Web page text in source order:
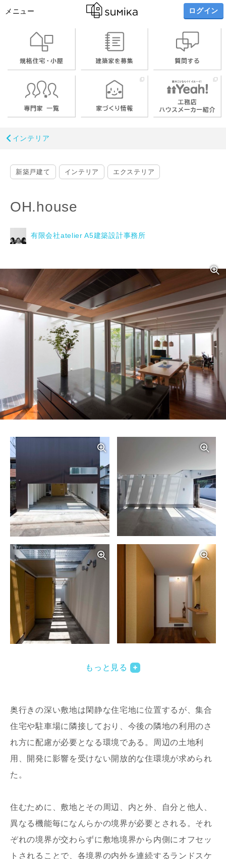
メニュー ログイン
インテリア
新築戸建て インテリア エクステリア
OH.house
有限会社atelier A5建築設計事務所
写真を拡大する
写真を拡大する
写真を拡大する
もっと見る
奥行きの深い敷地は閑静な住宅地に位置するが、集合
住宅や駐車場に隣接しており、今後の隣地の利用のさ
れ方に配慮が必要となる環境である。周辺の土地利
用、開発に影響を受けない開放的な住環境が求められ
た。
住むために、敷地とその周辺、内と外、自分と他人、
異なる機能毎になんらかの境界が必要とされる。それ
ぞれの境界が交わらずに敷地境界から内側にオフセッ
トされることで、各境界の内外を連続するランドスケ